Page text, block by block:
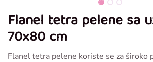
Flanel tetra pelene sa
70x80 cm
Flanel tetra pelene koriste se za široko